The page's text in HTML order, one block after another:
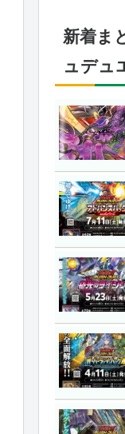
新着ま
ュデュ